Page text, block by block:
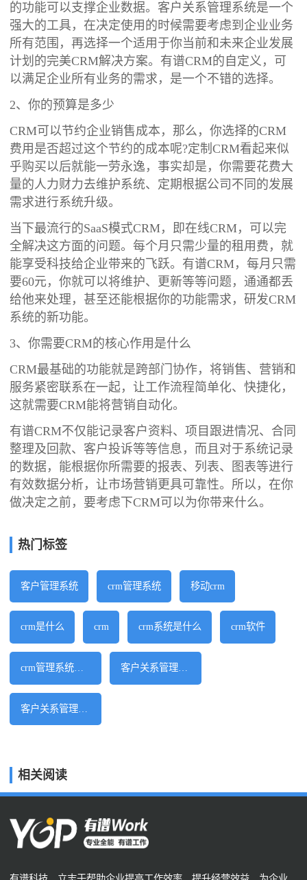
的功能可以支撑企业数据。客户关系管理系统是一个
强大的工具，在决定使用的时候需要考虑到企业业务
所有范围，再选择一个适用于你当前和未来企业发展
计划的完美CRM解决方案。有谱CRM的自定义，可
以满足企业所有业务的需求，是一个不错的选择。
2、你的预算是多少
CRM可以节约企业销售成本，那么，你选择的CRM
费用是否超过这个节约的成本呢?定制CRM看起来似
乎购买以后就能一劳永逸，事实却是，你需要花费大
量的人力财力去维护系统、定期根据公司不同的发展
需求进行系统升级。
当下最流行的SaaS模式CRM，即在线CRM，可以完
全解决这方面的问题。每个月只需少量的租用费，就
能享受科技给企业带来的飞跃。有谱CRM，每月只需
要60元，你就可以将维护、更新等等问题，通通都丢
给他来处理，甚至还能根据你的功能需求，研发CRM
系统的新功能。
3、你需要CRM的核心作用是什么
CRM最基础的功能就是跨部门协作，将销售、营销和
服务紧密联系在一起，让工作流程简单化、快捷化，
这就需要CRM能将营销自动化。
有谱CRM不仅能记录客户资料、项目跟进情况、合同
整理及回款、客户投诉等等信息，而且对于系统记录
的数据，能根据你所需要的报表、列表、图表等进行
有效数据分析，让市场营销更具可靠性。所以，在你
做决定之前，要考虑下CRM可以为你带来什么。
热门标签
客户管理系统 crm管理系统 移动crm
crm是什么 crm crm系统是什么 crm软件
crm管理系统软件 客户关系管理软件
客户关系管理系统
相关阅读